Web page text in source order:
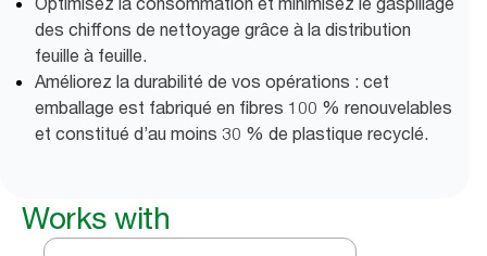
des chiffons de nettoyage grâce à la distribution
feuille à feuille.
Améliorez la durabilité de vos opérations : cet
emballage est fabriqué en fibres 100 % renouvelables
et constitué d’au moins 30 % de plastique recyclé.
Works with